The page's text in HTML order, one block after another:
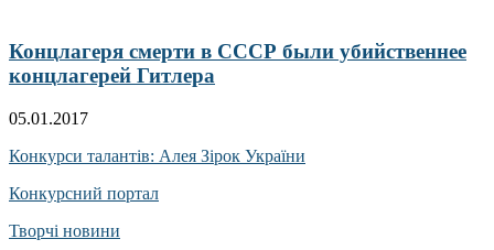
Концлагеря смерти в СССР были убийственнее
концлагерей Гитлера
05.01.2017
Конкурси талантів: Алея Зірок України
Конкурсний портал
Творчі новини